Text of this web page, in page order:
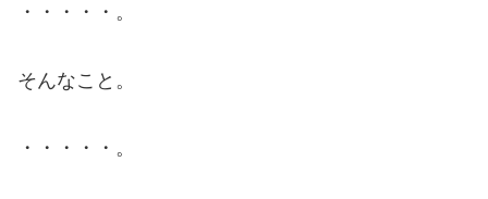
・・・・・。
そんなこと。
・・・・・。